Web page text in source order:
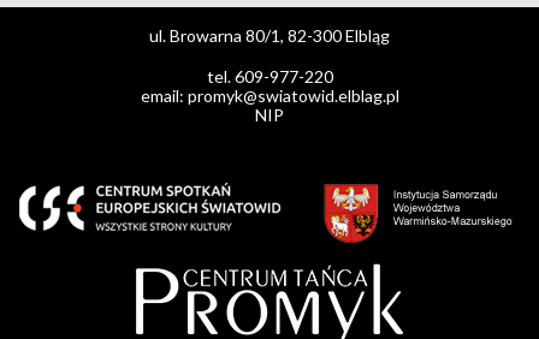
ul. Browarna 80/1, 82-300 Elbląg
tel. 609-977-220
email: promyk@swiatowid.elblag.pl
NIP